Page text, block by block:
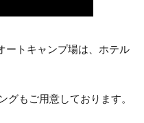
ートキャンプ場は、ホテル
もご用意しております。